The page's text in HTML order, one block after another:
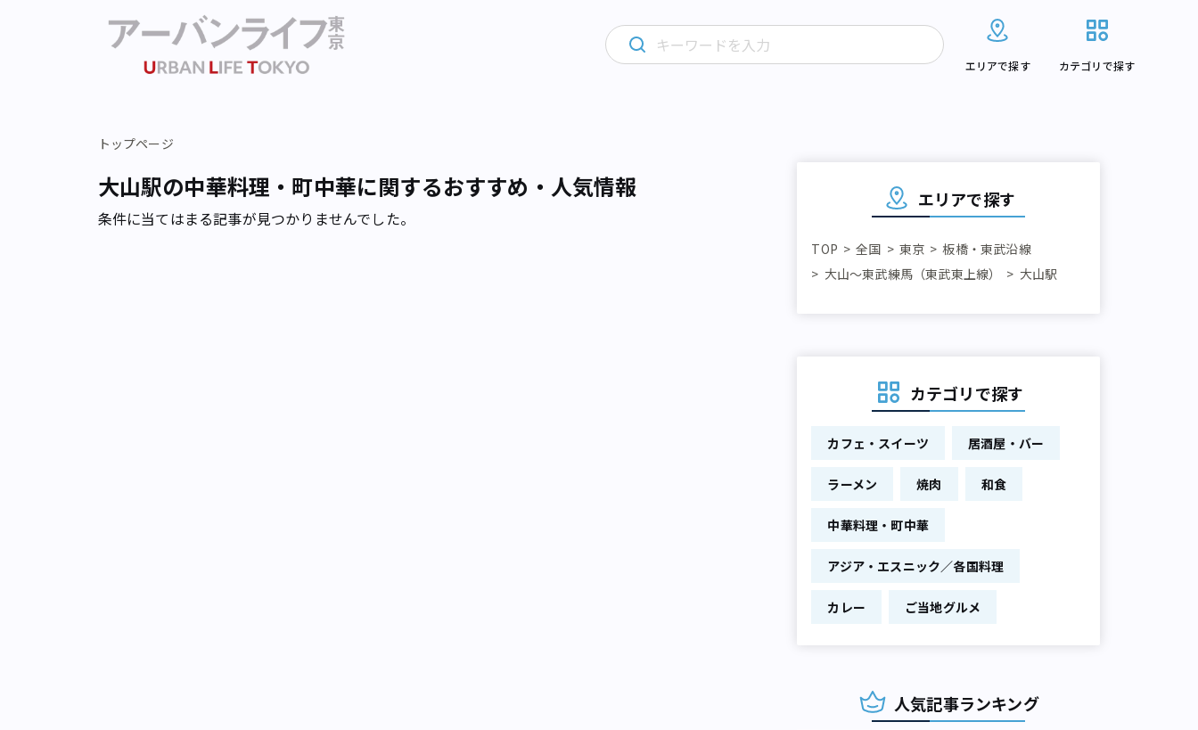
エリアで探す カテゴリで探す
トップページ
大山駅の中華料理・町中華に関するおすすめ・人気情報
条件に当てはまる記事が見つかりませんでした。
エリアで探す
TOP 全国 東京
板橋・東武沿線
大山～東武練馬（東武東上線）
大山駅
カテゴリで探す
カフェ・スイーツ 居酒屋・バー
ラーメン 焼肉 和食
中華料理・町中華
アジア・エスニック／各国料理
カレー ご当地グルメ
人気記事ランキング